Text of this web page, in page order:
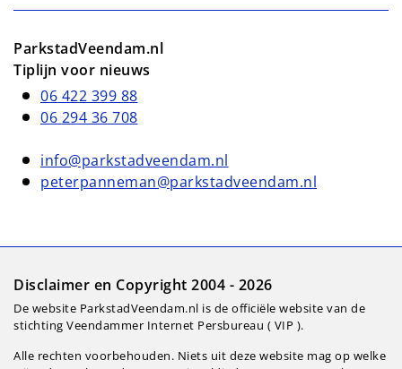
ParkstadVeendam.nl
Tiplijn voor nieuws
06 422 399 88
06 294 36 708
info@parkstadveendam.nl
peterpanneman@parkstadveendam.nl
Disclaimer en Copyright 2004 - 2026
De website ParkstadVeendam.nl is de officiële website van de
stichting Veendammer Internet Persbureau ( VIP ).
Alle rechten voorbehouden. Niets uit deze website mag op welke